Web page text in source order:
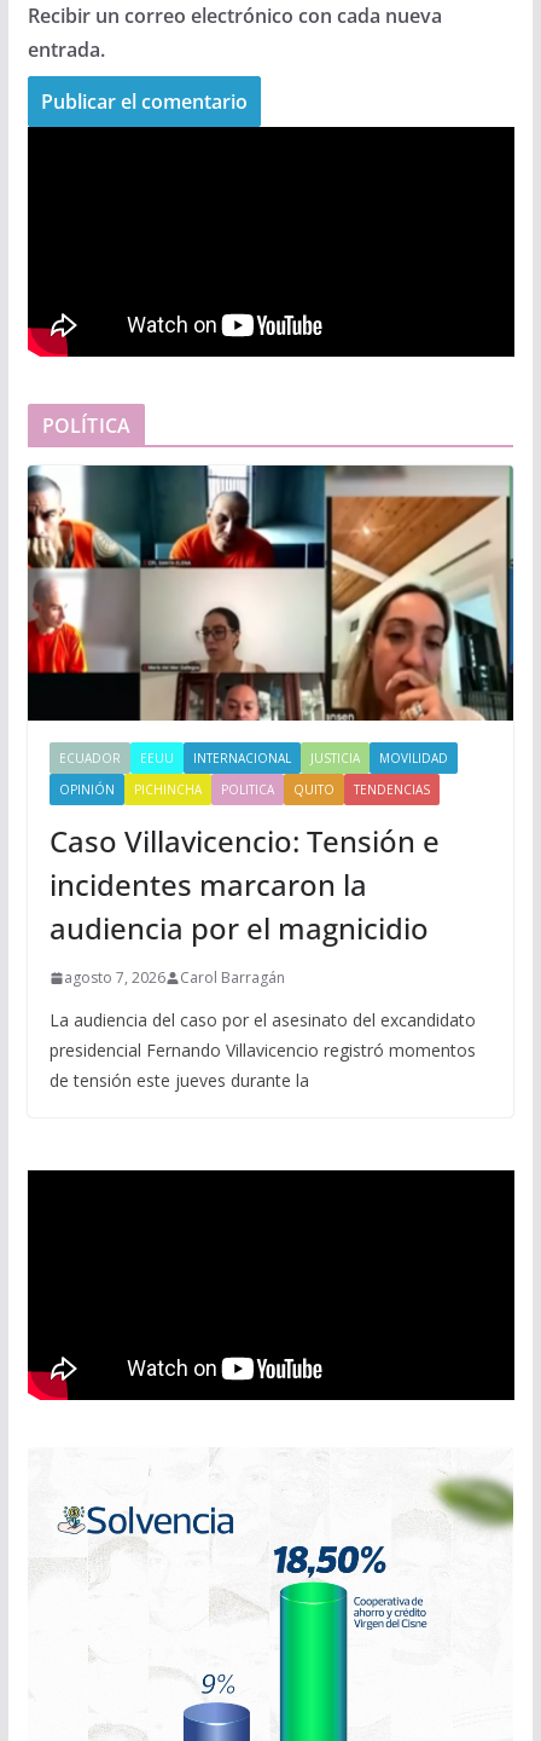
Recibir un correo electrónico con cada nueva
entrada.
POLÍTICA
ECUADOR EEUU INTERNACIONAL JUSTICIA
MOVILIDAD
OPINIÓN
PICHINCHA POLITICA QUITO TENDENCIAS
Caso Villavicencio: Tensión e
incidentes marcaron la
audiencia por el magnicidio
agosto 7, 2026 Carol Barragán
La audiencia del caso por el asesinato del excandidato
presidencial Fernando Villavicencio registró momentos
de tensión este jueves durante la